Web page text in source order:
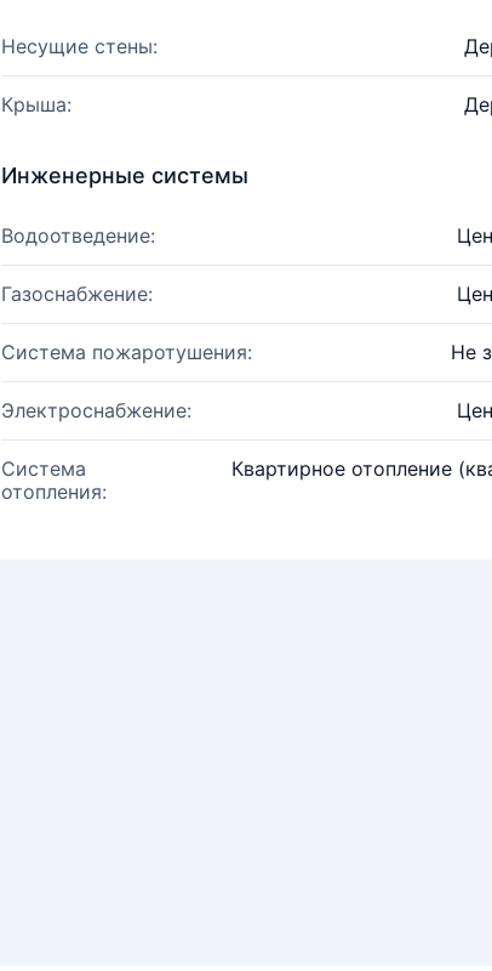
Несущие стены:
Крыша:
Инженерные системы
Водоотведение:
Газоснабжение:
Система пожаротушения: Не
Электроснабжение:
Система
отопления:
Квартирное отопление